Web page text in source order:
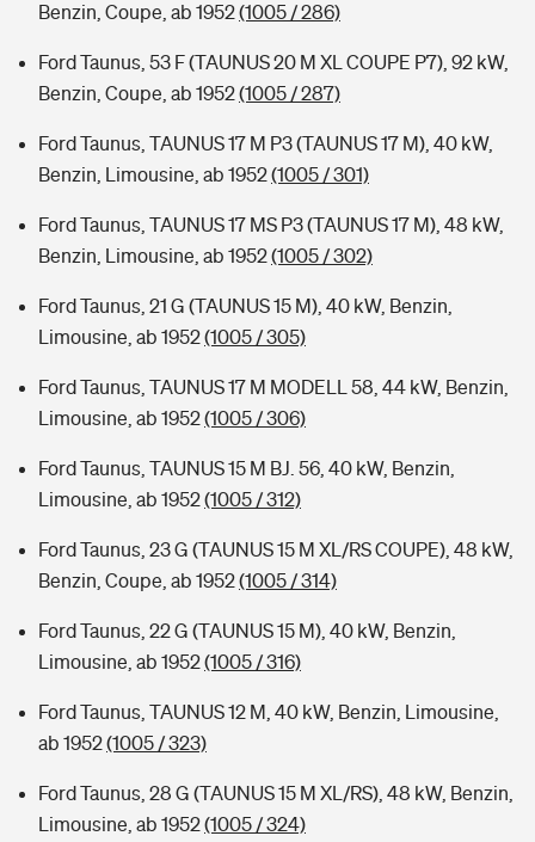
Benzin, Coupe, ab 1952(1005 / 286)
Ford Taunus, 53 F (TAUNUS 20 M XL COUPE P7), 92 kW,
Benzin, Coupe, ab 1952(1005 / 287)
Ford Taunus, TAUNUS 17 M P3 (TAUNUS 17 M), 40 kW,
Benzin, Limousine, ab 1952(1005 / 301)
Ford Taunus, TAUNUS 17 MS P3 (TAUNUS 17 M), 48 kW,
Benzin, Limousine, ab 1952(1005 / 302)
Ford Taunus, 21 G (TAUNUS 15 M), 40 kW, Benzin,
Limousine, ab 1952(1005 / 305)
Ford Taunus, TAUNUS 17 M MODELL 58, 44 kW, Benzin,
Limousine, ab 1952(1005 / 306)
Ford Taunus, TAUNUS 15 M BJ. 56, 40 kW, Benzin,
Limousine, ab 1952(1005 / 312)
Ford Taunus, 23 G (TAUNUS 15 M XL/RS COUPE), 48 kW,
Benzin, Coupe, ab 1952(1005 / 314)
Ford Taunus, 22 G (TAUNUS 15 M), 40 kW, Benzin,
Limousine, ab 1952(1005 / 316)
Ford Taunus, TAUNUS 12 M, 40 kW, Benzin, Limousine,
ab 1952(1005 / 323)
Ford Taunus, 28 G (TAUNUS 15 M XL/RS), 48 kW, Benzin,
Limousine, ab 1952(1005 / 324)